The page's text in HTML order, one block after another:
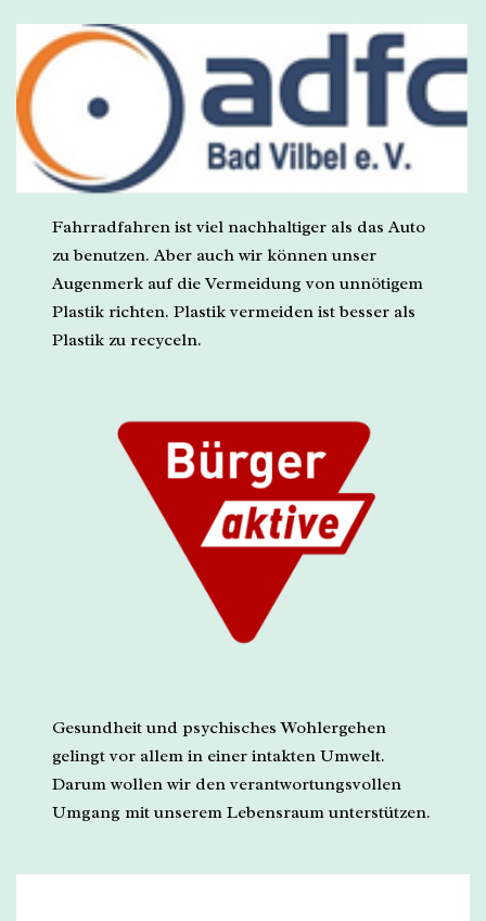
Fahrradfahren ist viel nachhaltiger als das Auto
zu benutzen. Aber auch wir können unser
Augenmerk auf die Vermeidung von unnötigem
Plastik richten. Plastik vermeiden ist besser als
Plastik zu recyceln.
Gesundheit und psychisches Wohlergehen
gelingt vor allem in einer intakten Umwelt.
Darum wollen wir den verantwortungsvollen
Umgang mit unserem Lebensraum unterstützen.